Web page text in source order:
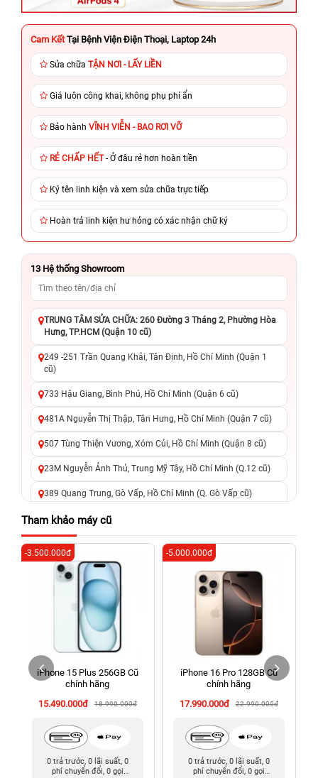
Cam Kết Tại Bệnh Viện Điện Thoại, Laptop 24h
Sửa chữa TẬN NƠI - LẤY LIỀN
Giá luôn công khai, không phụ phí ẩn
Bảo hành VĨNH VIỄN - BAO RƠI VỠ
RẺ CHẤP HẾT- Ở đâu rẻ hơn hoàn tiền
Ký tên linh kiện và xem sửa chữa trực tiếp
Hoàn trả linh kiện hư hỏng có xác nhận chữ ký
13 Hệ thống Showroom
TRUNG TÂM SỬA CHỮA: 260 Đường 3 Tháng 2, Phường Hòa
Hưng, TP.HCM (Quận 10 cũ)
249 -251 Trần Quang Khải, Tân Định, Hồ Chí Minh (Quận 1
cũ)
733 Hậu Giang, Bình Phú, Hồ Chí Minh (Quận 6 cũ)
481A Nguyễn Thị Thập, Tân Hưng, Hồ Chí Minh (Quận 7 cũ)
507 Tùng Thiện Vương, Xóm Củi, Hồ Chí Minh (Quận 8 cũ)
23M Nguyễn Ảnh Thủ, Trung Mỹ Tây, Hồ Chí Minh (Q.12 cũ)
389 Quang Trung, Gò Vấp, Hồ Chí Minh (Q. Gò Vấp cũ)
625 - 625A Âu Cơ, Tân Phú, Hồ Chí Minh (Quận Tân Phú cũ)
326 Lê Văn Việt, Tăng Nhơn Phú, Hồ Chí Minh (Q.9 TP. Thủ
Đức cũ)
256 Võ Văn Ngân, Thủ Đức, Hồ Chí Minh (Bình Thọ, TP. Thủ
70 Nguyễn An Ninh, Dĩ An, Hồ Chí Minh (Bình Dương Cũ)
24h Vũng Tàu: 162A Ba Cu, Vũng Tàu, Hồ Chí Minh (TP. Vũng
Tàu cũ)
198 Hoàng Văn Thụ, Tân Sơn Nhất, Hồ Chí Minh (Tân Bình
Tham khảo máy cũ
iPhone 15 Plus 256GB Cũ
chính hãng
15.490.000đ
18.990.000đ
-3.500.000đ
0 trả trước, 0 lãi suất, 0
phí chuyển đổi, 0 gọi
iPhone 16 Pro 128GB Cũ
chính hãng
17.990.000đ
22.990.000đ
-5.000.000đ
0 trả trước, 0 lãi suất, 0
phí chuyển đổi, 0 gọi